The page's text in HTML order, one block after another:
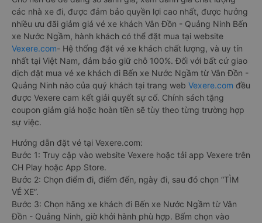
các nhà xe đi, được đảm bảo quyền lợi cao nhất, được hưởng
nhiều ưu đãi giảm giá vé xe khách Vân Đồn - Quảng Ninh Bến
xe Nước Ngầm, hành khách có thể đặt mua tại website
Vexere.com- Hệ thống đặt vé xe khách chất lượng, và uy tín
nhất tại Việt Nam, đảm bảo giữ chỗ 100%. Đối với bất cứ giao
dịch đặt mua vé xe khách đi Bến xe Nước Ngầm từ Vân Đồn -
Quảng Ninh nào của quý khách tại trang web Vexere.com đều
được Vexere cam kết giải quyết sự cố. Chính sách tặng
coupon giảm giá hoặc hoàn tiền sẽ tùy theo từng trường hợp
sự việc.
Hướng dẫn đặt vé tại Vexere.com:
Bước 1: Truy cập vào website Vexere hoặc tải app Vexere trên
CH Play hoặc App Store.
Bước 2: Chọn điểm đi, điểm đến, ngày đi, sau đó chọn “TÌM
VÉ XE”.
Bước 3: Chọn hãng xe khách đi Bến xe Nước Ngầm từ Vân
Đồn - Quảng Ninh, giờ khởi hành phù hợp. Bấm chọn vào